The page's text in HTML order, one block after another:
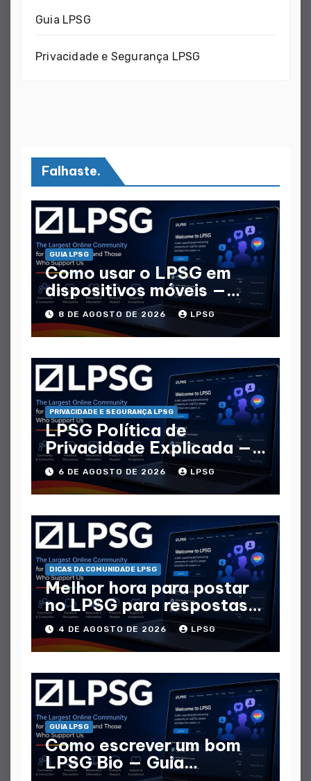
Guia LPSG
Privacidade e Segurança LPSG
Falhaste.
GUIA LPSG
Como usar o LPSG em
dispositivos móveis —
Guia Móvel completo
8 DE AGOSTO DE 2026 LPSG
PRIVACIDADE E SEGURANÇA LPSG
LPSG Política de
Privacidade Explicada —
Que Dados Coletam
6 DE AGOSTO DE 2026 LPSG
DICAS DA COMUNIDADE LPSG
Melhor hora para postar
no LPSG para respostas
máximas
4 DE AGOSTO DE 2026 LPSG
GUIA LPSG
Como escrever um bom
LPSG Bio — Guia